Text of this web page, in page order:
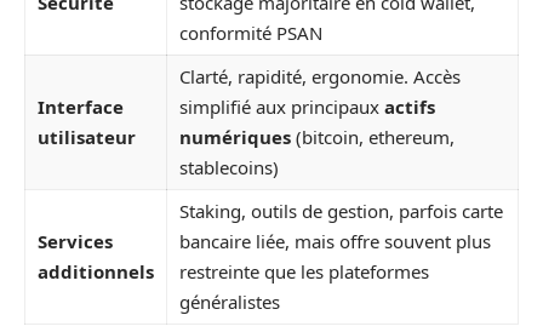
conformité PSAN
Interface
utilisateur
Clarté, rapidité, ergonomie. Accès
simplifié aux principaux actifs
numériques (bitcoin, ethereum,
stablecoins)
Services
additionnels
Staking, outils de gestion, parfois carte
bancaire liée, mais offre souvent plus
restreinte que les plateformes
généralistes